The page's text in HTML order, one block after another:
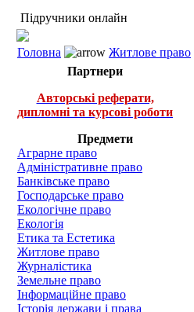
Підручники онлайн
Головна Житлове право
Партнери
Авторські реферати,
дипломні та курсові роботи
Предмети
Аграрне право
Адміністративне право
Банківське право
Господарське право
Екологічне право
Екологія
Етика та Естетика
Житлове право
Журналістика
Земельне право
Інформаційне право
Історія держави і права